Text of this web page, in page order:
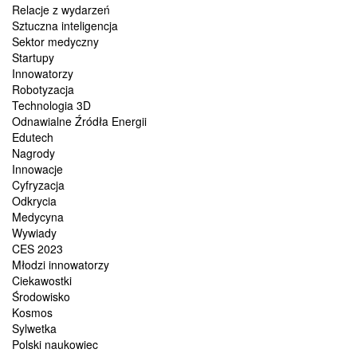
Relacje z wydarzeń
Sztuczna inteligencja
Sektor medyczny
Startupy
Innowatorzy
Robotyzacja
Technologia 3D
Odnawialne Źródła Energii
Edutech
Nagrody
Innowacje
Cyfryzacja
Odkrycia
Medycyna
Wywiady
CES 2023
Młodzi innowatorzy
Ciekawostki
Środowisko
Kosmos
Sylwetka
Polski naukowiec